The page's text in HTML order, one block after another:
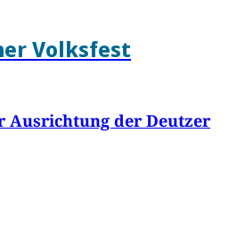
Volksfest
Ausrichtung der Deutzer